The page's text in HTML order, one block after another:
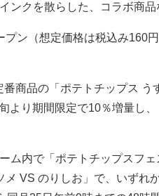
ンクを散らした、コラボ商
ン（想定価格は税込み160
商品の「ポテトチップス う
より期間限定で10％増量し
ム内で「ポテトチップスフ
VS のりしお」で、いずれ